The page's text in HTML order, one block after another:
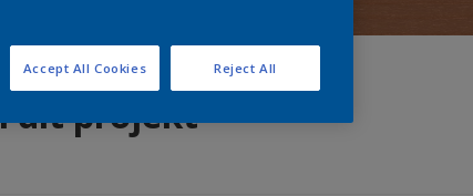
dit projekt
Reject All
Accept All Cookies